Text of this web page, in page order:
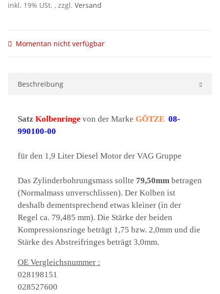
inkl. 19% USt. , zzgl. Versand
Momentan nicht verfügbar
Beschreibung
Satz Kolbenringe von der Marke GÖTZE 08-
990100-00
für den 1,9 Liter Diesel Motor der VAG Gruppe
Das Zylinderbohrungsmass sollte 79,50mm betragen
(Normalmass unverschlissen). Der Kolben ist
deshalb dementsprechend etwas kleiner (in der
Regel ca. 79,485 mm). Die Stärke der beiden
Kompressionsringe beträgt 1,75 bzw. 2,0mm und die
Stärke des Abstreifringes beträgt 3,0mm.
OE Vergleichsnummer :
028198151
028527600